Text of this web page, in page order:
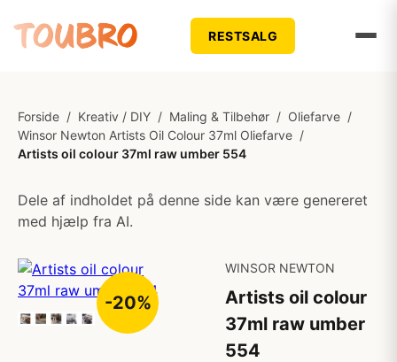
RESTSALG
Forside / Kreativ / DIY / Maling & Tilbehør / Oliefarve /
Winsor Newton Artists Oil Colour 37ml Oliefarve /
Artists oil colour 37ml raw umber 554
Dele af indholdet på denne side kan være genereret
med hjælp fra AI.
-20%
WINSOR NEWTON
Artists oil colour
37ml raw umber
554